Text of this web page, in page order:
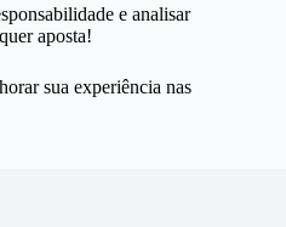
e analisar
aposta!
sua experiência nas